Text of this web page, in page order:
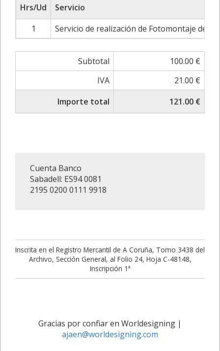
Hrs/Ud
Servicio
1
Servicio de realización de Fotomontaje de
Subtotal
100.00 €
IVA
21.00 €
Importe total
121.00 €
Cuenta Banco
Sabadell: ES94 0081
2195 0200 0111 9918
Inscrita en el Registro Mercantil de A Coruña, Tomo 3438 del
Archivo, Sección General, al Folio 24, Hoja C-48148,
Inscripción 1ª
Gracias por confiar en Worldesigning |
ajaen@worldesigning.com